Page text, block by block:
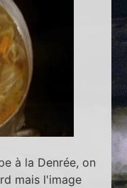
à la Denrée, on
mais l'image